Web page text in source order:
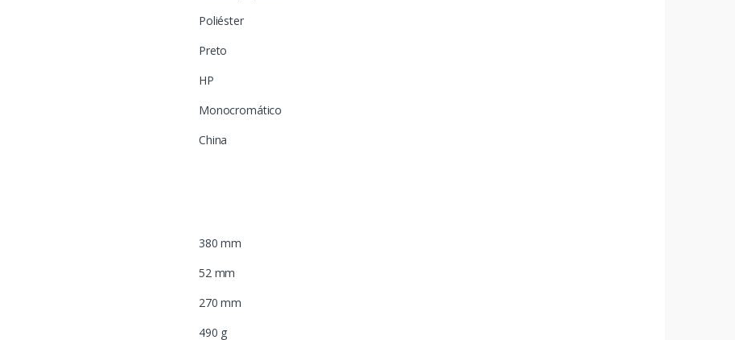
Poliéster
Preto
HP
Monocromático
China
380 mm
52 mm
270 mm
490 g